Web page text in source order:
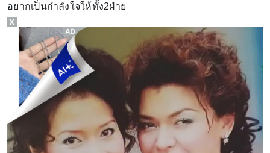
อยากเป็นกำลังใจให้ทั้ง2ฝ่าย
X